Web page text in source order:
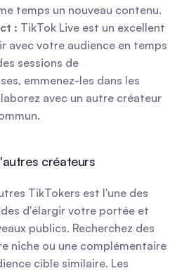
temps un nouveau contenu.
: TikTok Live est un excellent
avec votre audience en temps
sessions de
emmenez-les dans les
avec un autre créateur
créateurs
TikTokers est l'une des
d'élargir votre portée et
publics. Recherchez des
niche ou une complémentaire
cible similaire. Les